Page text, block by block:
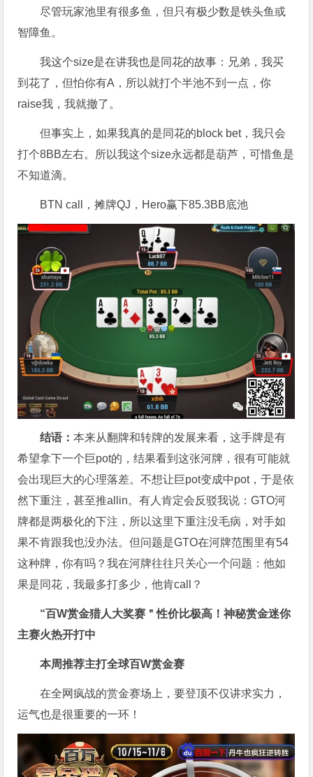
尽管玩家池里有很多鱼，但只有极少数是铁头鱼或
智障鱼。
我这个size是在讲我也是同花的故事：兄弟，我买
到花了，但怕你有A，所以就打个半池不到一点，你
raise我，我就撤了。
但事实上，如果我真的是同花的block bet，我只会
打个8BB左右。所以我这个size永远都是葫芦，可惜鱼是
不知道滴。
BTN call，摊牌QJ，Hero赢下85.3BB底池
结语：本来从翻牌和转牌的发展来看，这手牌是有
希望拿下一个巨pot的，结果看到这张河牌，很有可能就
会出现巨大的心理落差。不想让巨pot变成中pot，于是依
然下重注，甚至推allin。有人肯定会反驳我说：GTO河
牌都是两极化的下注，所以这里下重注没毛病，对手如
果不肯跟我也没办法。但问题是GTO在河牌范围里有54
这种牌，你有吗？我在河牌往往只关心一个问题：他如
果是同花，我最多打多少，他肯call？
“百W赏金猎人大奖赛＂性价比极高！神秘赏金迷你
主赛火热开打中
本周推荐主打全球百W赏金赛
在全网疯战的赏金赛场上，要登顶不仅讲求实力，
运气也是很重要的一环！